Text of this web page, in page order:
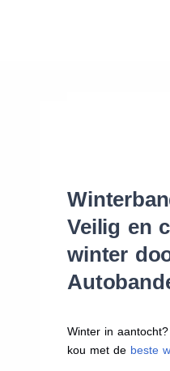
Veilig en
winter
Winter in
kou met de beste